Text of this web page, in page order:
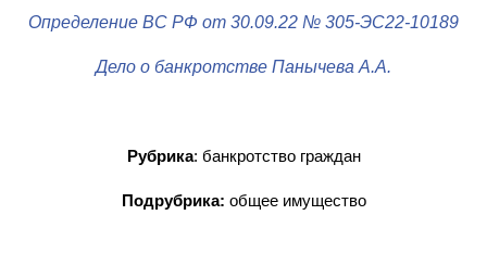
Определение ВС РФ от 30.09.22 № 305-ЭС22-10189
Дело о банкротстве Панычева А.А.
Рубрика: банкротство граждан
Подрубрика: общее имущество